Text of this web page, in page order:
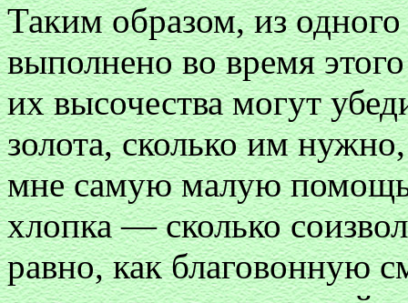
Таким образом, из
выполнено во время
их высочества могут
золота, сколько им
мне самую малую
хлопка — сколько
равно, как благовонную